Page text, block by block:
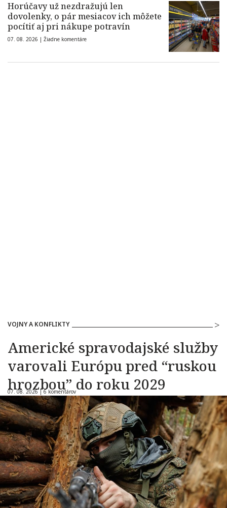
Horúčavy už nezdražujú len
dovolenky, o pár mesiacov ich môžete
pocítiť aj pri nákupe potravín
07. 08. 2026 | Žiadne komentáre
VOJNY A KONFLIKTY
Americké spravodajské služby
varovali Európu pred “ruskou
hrozbou” do roku 2029
07. 08. 2026 |6 komentárov